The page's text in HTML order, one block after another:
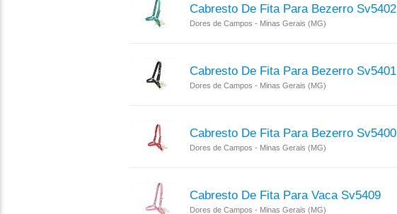
Cabresto De Fita Para Bezerro Sv5402
Dores de Campos - Minas Gerais (MG)
Cabresto De Fita Para Bezerro Sv5401
Dores de Campos - Minas Gerais (MG)
Cabresto De Fita Para Bezerro Sv5400
Dores de Campos - Minas Gerais (MG)
Cabresto De Fita Para Vaca Sv5409
Dores de Campos - Minas Gerais (MG)